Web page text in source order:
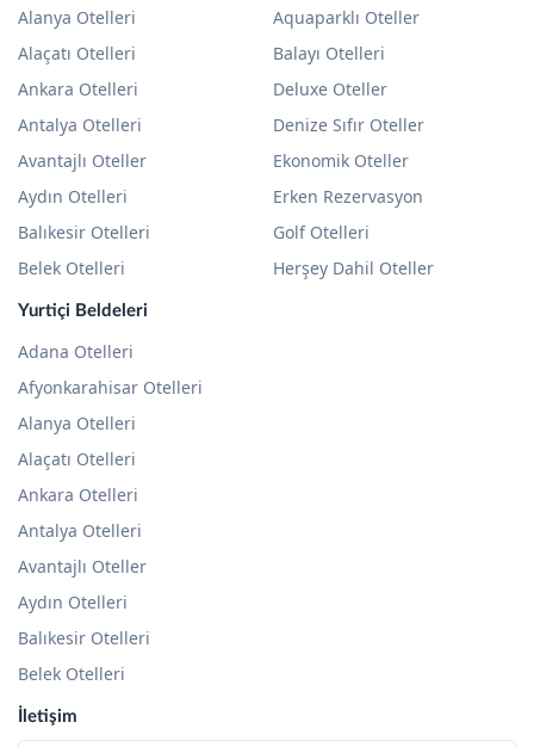
Alanya Otelleri
Alaçatı Otelleri
Ankara Otelleri
Antalya Otelleri
Avantajlı Oteller
Aydın Otelleri
Balıkesir Otelleri
Belek Otelleri
Aquaparklı Oteller
Balayı Otelleri
Deluxe Oteller
Denize Sıfır Oteller
Ekonomik Oteller
Erken Rezervasyon
Golf Otelleri
Herşey Dahil Oteller
Yurtiçi Beldeleri
Adana Otelleri
Afyonkarahisar Otelleri
Alanya Otelleri
Alaçatı Otelleri
Ankara Otelleri
Antalya Otelleri
Avantajlı Oteller
Aydın Otelleri
Balıkesir Otelleri
Belek Otelleri
İletişim